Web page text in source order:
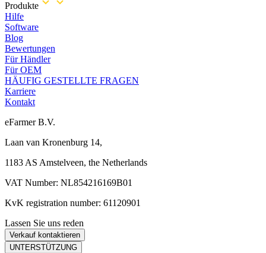
Produkte
Hilfe
Software
Blog
Bewertungen
Für Händler
Für OEM
HÄUFIG GESTELLTE FRAGEN
Karriere
Kontakt
eFarmer B.V.
Laan van Kronenburg 14,
1183 AS Amstelveen, the Netherlands
VAT Number: NL854216169B01
KvK registration number: 61120901
Lassen Sie uns reden
Verkauf kontaktieren
UNTERSTÜTZUNG